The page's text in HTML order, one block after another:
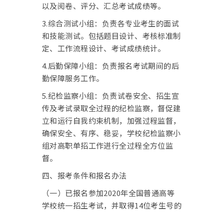
以及阅卷、评分、汇总考试成绩等。
3.综合测试小组：负责各专业考生的面试
和技能测试。包括题目设计、考核标准制
定、工作流程设计、考试成绩统计。
4.后勤保障小组：负责报名考试期间的后
勤保障服务工作。
5.纪检监察小组：负责试卷安全、招生宣
传及考试录取全过程的纪检监察，督促建
立和运行自我约束机制，加强过程监督，
确保安全、有序、稳妥，学校纪检监察小
组对高职单招工作进行全过程全方位监
督。
四、报考条件和报名办法
（一）已报名参加2020年全国普通高等
学校统一招生考试，并取得14位考生号的